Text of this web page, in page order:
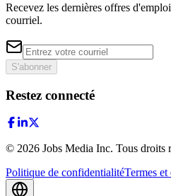
Recevez les dernières offres
courriel.
S'abonner
Restez connecté
© 2026 Jobs Media Inc. Tous droits
Politique de confidentialitéTermes